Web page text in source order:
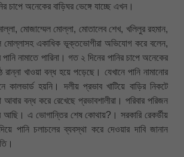
চাপে অনেকের বাড়িঘর ভেঙ্গে যাচ্ছে এখন।
মোজাম্মেল মোল্লা, মোতালেব শেখ, খলিলুর রহমান,
মোল্লাসহ একাধিক ভূক্তভোগীরা অভিযোগ করে বলেন,
নামাতে পারিনা। গত ২ দিনের পানির চাপে অনেকের
রান্না খাওয়া বন্ধ হয়ে পড়েছে। যেখানে পানি নামানোর
কালভার্ড হয়নি। দলীয় প্রভাব খাটিয়ে বাড়ির নিকটে
আবার বন্ধ করে রেখেছে প্রভাবশালীরা। পরিবার পরিজন
আছি। এ ভোগান্তির শেষ কোথায়?। সরকারি রেকর্ডীয়
পানি চলাচলের ব্যবস্থা করে দেওয়ার দাবি জানান